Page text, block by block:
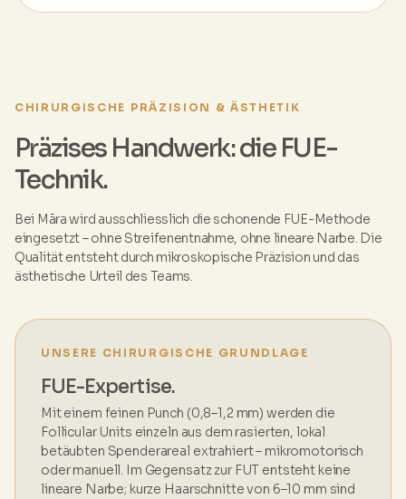
CHIRURGISCHE PRÄZISION & ÄSTHETIK
Präzises Handwerk: die FUE-
Technik.
Bei Māra wird ausschliesslich die schonende FUE-Methode
eingesetzt – ohne Streifenentnahme, ohne lineare Narbe. Die
Qualität entsteht durch mikroskopische Präzision und das
ästhetische Urteil des Teams.
UNSERE CHIRURGISCHE GRUNDLAGE
FUE-Expertise.
Mit einem feinen Punch (0,8–1,2 mm) werden die
Follicular Units einzeln aus dem rasierten, lokal
betäubten Spenderareal extrahiert – mikromotorisch
oder manuell. Im Gegensatz zur FUT entsteht keine
lineare Narbe; kurze Haarschnitte von 6–10 mm sind